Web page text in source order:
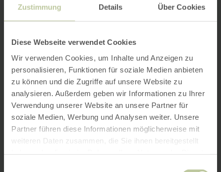
Zustimmung Details Über Cookies
Diese Webseite verwendet Cookies
Wir verwenden Cookies, um Inhalte und Anzeigen zu
personalisieren, Funktionen für soziale Medien anbieten
zu können und die Zugriffe auf unsere Website zu
analysieren. Außerdem geben wir Informationen zu Ihrer
Verwendung unserer Website an unsere Partner für
soziale Medien, Werbung und Analysen weiter. Unsere
Partner führen diese Informationen möglicherweise mit
weiteren Daten zusammen, die Sie ihnen bereitgestellt